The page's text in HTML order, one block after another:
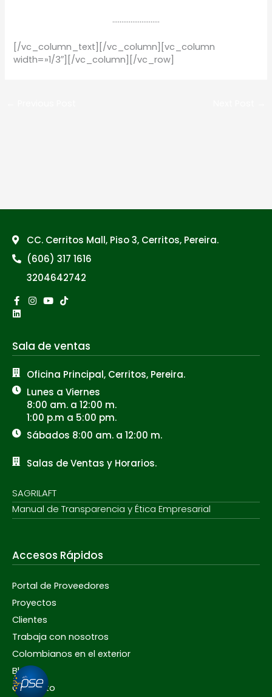
……………………..
[/vc_column_text][/vc_column][vc_column
width=»1/3″][/vc_column][/vc_row]
CC. Cerritos Mall, Piso 3, Cerritos, Pereira.
(606) 317 1616
3204642742
Facebook-
f
Instagram
Youtube
Tiktok
Linkedin
Sala de ventas
Oficina Principal, Cerritos, Pereira.
Lunes a Viernes
8:00 am. a 12:00 m.
1:00 p.m a 5:00 pm.
Sábados 8:00 am. a 12:00 m.
Salas de Ventas y Horarios.
SAGRILAFT
Manual de Transparencia y Ética Empresarial
Accesos Rápidos
Portal de Proveedores
Proyectos
Clientes
Trabaja con nosotros
Colombianos en el exterior
Blog
Contacto